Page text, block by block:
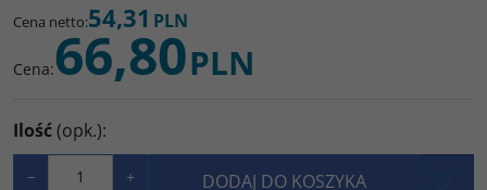
Cena netto:54,31 PLN
Cena:66,80PLN
Ilość(opk.):
− + DODAJ DO KOSZYKA